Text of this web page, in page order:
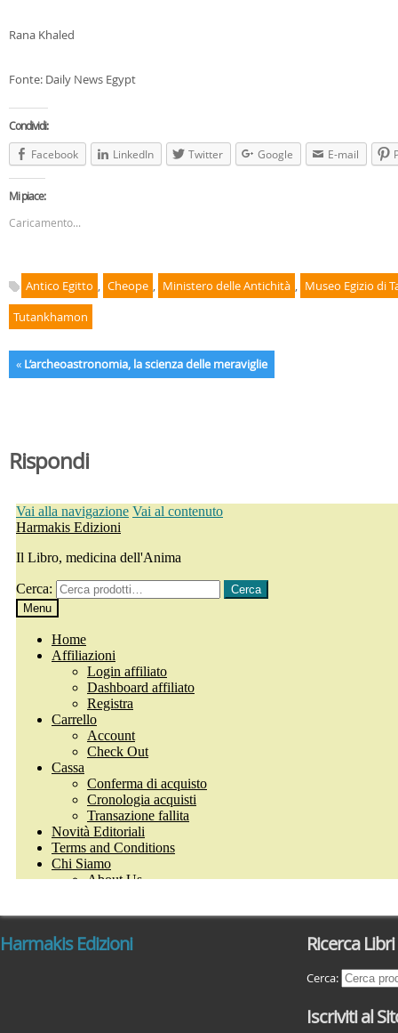
Rana Khaled
Fonte: Daily News Egypt
Condividi:
Facebook LinkedIn Twitter Google E-mail
Mi piace:
Caricamento...
Antico Egitto , Cheope , Ministero delle Antichità , Museo Egizio di
Tutankhamon
« L’archeoastronomia, la scienza delle meraviglie
Rispondi
Harmakis Edizioni Ricerca Libri
Cerca:
Iscriviti al